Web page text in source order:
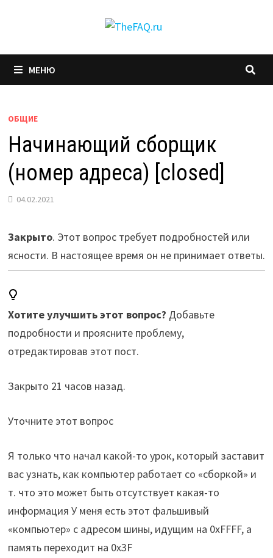
МЕНЮ
ОБЩИЕ
Начинающий сборщик
(номер адреса) [closed]
04.02.2021
Закрыто. Этот вопрос требует подробностей или
ясности. В настоящее время он не принимает ответы.
Хотите улучшить этот вопрос? Добавьте
подробности и проясните проблему,
отредактировав этот пост.
Закрыто 21 часов назад.
Уточните этот вопрос
Я только что начал какой-то урок, который заставит
вас узнать, как компьютер работает со «сборкой» и
т. что это может быть отсутствует какая-то
информация У меня есть этот фальшивый
«компьютер» с адресом шины, идущим на 0xFFFF, а
память переходит на 0x3F